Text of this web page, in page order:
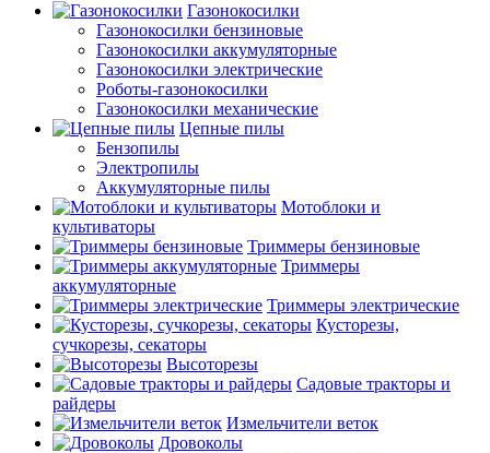
Газонокосилки
Газонокосилки бензиновые
Газонокосилки аккумуляторные
Газонокосилки электрические
Роботы-газонокосилки
Газонокосилки механические
Цепные пилы
Бензопилы
Электропилы
Аккумуляторные пилы
Мотоблоки и
культиваторы
Триммеры бензиновые
Триммеры
аккумуляторные
Триммеры электрические
Кусторезы,
сучкорезы, секаторы
Высоторезы
Садовые тракторы и
райдеры
Измельчители веток
Дровоколы